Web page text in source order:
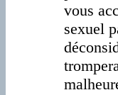
vous
sexuel